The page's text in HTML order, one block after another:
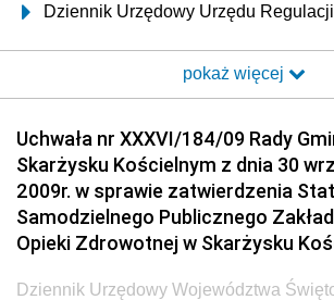
Dziennik Urzędowy Urzędu
Dziennik Urzędowy Ministra
Elektronicznej
Dziennik Urzędowy Ministra Spraw
Administracji
Dziennik Urzędowy Ministra
Dziennik Urzędowy Ministra
pokaż więcej
Uchwała nr XXXVI/184/09 Rady
Skarżysku Kościelnym z dnia 30
2009r. w sprawie zatwierdzenia
Samodzielnego Publicznego
Opieki Zdrowotnej w Skarżysku
Dziennik Urzędowy Województwa